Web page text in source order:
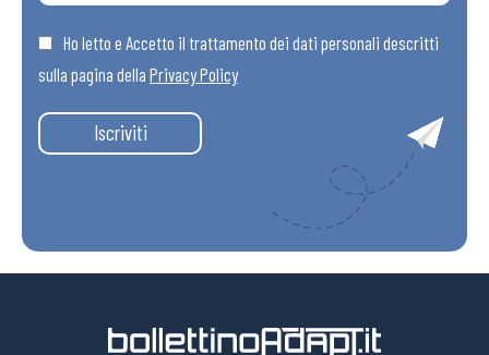
Ho letto e Accetto il trattamento dei dati personali descritti
sulla pagina della Privacy Policy
Iscriviti